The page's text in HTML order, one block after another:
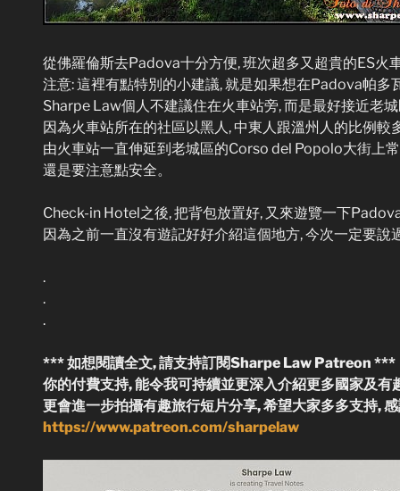
從佛羅倫斯去Padova十分方便, 班次超多又超貴的ES火
注意: 這裡有點特別的小建議, 就是如果想在Padova帕多
Sharpe Law個人不建議住在火車站旁, 而是最好接近老
因為火車站所在的社區以黑人, 中東人跟溫州人的比例較
由火車站一直伸延到老城區的Corso del Popolo大街上
還是要注意點安全。
Check-in Hotel之後, 把背包放置好, 又來遊覽一下
因為之前一直沒有遊記好好介紹這個地方, 今次一定要說
.
.
.
*** 如想閱讀全文, 請支持訂閱Sharpe Law Patreon ***
你的付費支持, 能令我可持續並更深入介紹更多國家及有
更會進一步拍攝有趣旅行短片分享, 希望大家多多支持,
https://www.patreon.com/sharpelaw